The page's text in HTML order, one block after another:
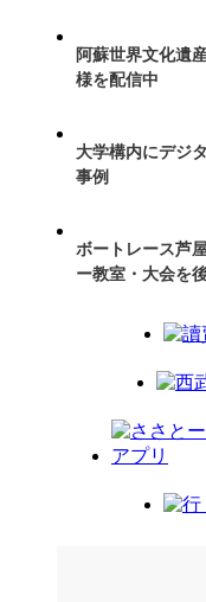
阿蘇世界文化遺
様を配信中
大学構内にデジ
事例
ボートレース芦
ー教室・大会を